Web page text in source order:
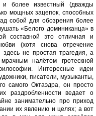
более известный (дважды
мощных зацепок, способных
собой для обозрения более
«Белого доминиканца» в
составной это отличная и
(хотя снова отречение
не простая трагедия, а
налётом гротескной
Интересные идеи
писатели, музыканты,
самого Октаэдра, он просто
раздробленности ведает о
занимательно про приход
их явлению и целях; а вот